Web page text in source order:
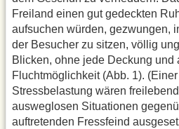
Freiland einen gut gedeckten
aufsuchen würden, gezwungen,
der Besucher zu sitzen, völlig
Blicken, ohne jede Deckung und
Fluchtmöglichkeit (Abb. 1).
Stressbelastung wären
ausweglosen Situationen
auftretenden Fressfeind